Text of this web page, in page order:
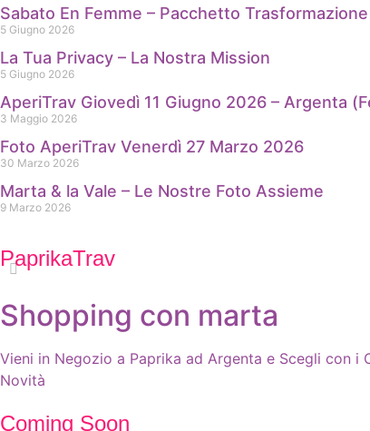
Sabato En Femme – Pacchetto
5 Giugno 2026
La Tua Privacy – La Nostra Mission
5 Giugno 2026
AperiTrav Giovedì 11 Giugno 2026 – Argenta
3 Maggio 2026
Foto AperiTrav Venerdì 27 Marzo 2026
30 Marzo 2026
Marta & la Vale – Le Nostre Foto Assieme
9 Marzo 2026
PaprikaTrav
Shopping con marta
Vieni in Negozio a Paprika ad Argenta e Scegli con i
Novità
Coming Soon